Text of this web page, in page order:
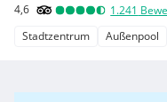
4,6 1.241
Stadtzentrum
Außenpool